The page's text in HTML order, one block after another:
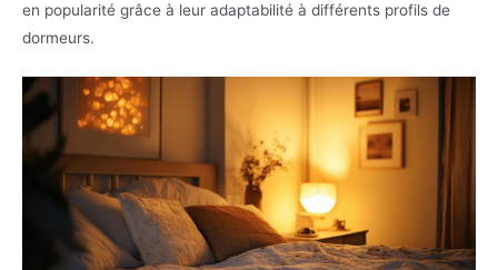
en popularité grâce à leur adaptabilité à différents profils de
dormeurs.